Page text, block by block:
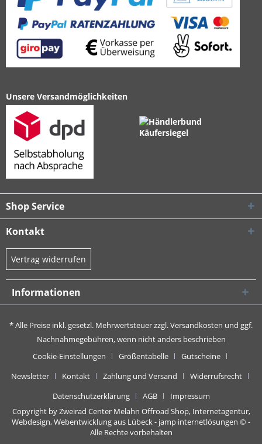
Unsere Versandmöglichkeiten
Shop Service
Kontakt
Vertrag widerrufen
Informationen
* Alle Preise inkl. gesetzl. Mehrwertsteuer zzgl.Versandkosten und ggf.
Nachnahmegebühren, wenn nicht anders beschrieben
Cookie-Einstellungen
Größentabelle
Gutscheine
Newsletter
Kontakt Zahlung und Versand
Widerrufsrecht
Datenschutzerklärung
AGB
Impressum
Copyright by Zweirad Center Melahn Offroad Shop, Internetagentur,
Webdesign, Webentwicklung aus Lübeck - jamp internetlösungen © -
Alle Rechte vorbehalten